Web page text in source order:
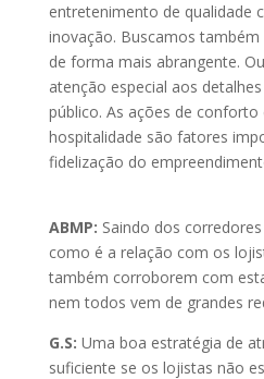
entretenimento de qualidade
inovação. Buscamos
de forma mais abrangente.
atenção especial aos
público. As ações de conforto
hospitalidade são fatores
fidelização do
ABMP: Saindo dos
como é a relação com os
também corroborem com
nem todos vem de grandes
G.S: Uma boa estratégia de
suficiente se os lojistas não